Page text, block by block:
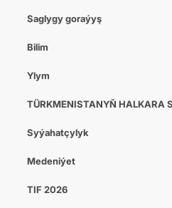
Saglygy goraýyş
Bilim
Ylym
TÜRKMENISTANYŇ HALKARA
Syýahatçylyk
Medeniýet
TIF 2026